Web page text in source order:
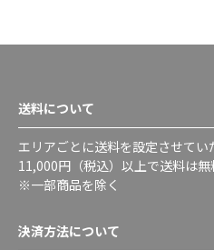
送料について
エリアごとに送料を設定させて
11,000円（税込）以上で送料は無
※一部商品を除く
決済方法について